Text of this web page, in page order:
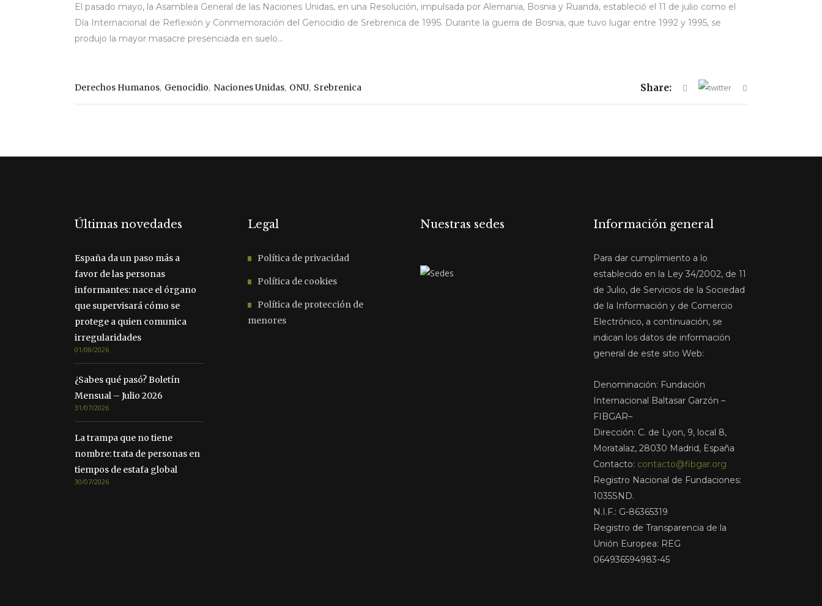
El pasado mayo, la Asamblea General de las Naciones Unidas, en una Resolución, impulsada por Alemania, Bosnia y Ruanda, estableció el 11 de julio como el
Día Internacional de Reflexión y Conmemoración del Genocidio de Srebrenica de 1995. Durante la guerra de Bosnia, que tuvo lugar entre 1992 y 1995, se
produjo la mayor masacre presenciada en suelo...
Derechos Humanos, Genocidio, Naciones Unidas, ONU, Srebrenica Share:
Últimas novedades
España da un paso más a
favor de las personas
informantes: nace el órgano
que supervisará cómo se
protege a quien comunica
irregularidades
01/08/2026
¿Sabes qué pasó? Boletín
Mensual – Julio 2026
31/07/2026
La trampa que no tiene
nombre: trata de personas en
tiempos de estafa global
30/07/2026
Legal
Política de privacidad
Política de cookies
Política de protección de
menores
Nuestras sedes Información general
Para dar cumplimiento a lo
establecido en la Ley 34/2002, de 11
de Julio, de Servicios de la Sociedad
de la Información y de Comercio
Electrónico, a continuación, se
indican los datos de información
general de este sitio Web:
Denominación: Fundación
Internacional Baltasar Garzón –
FIBGAR–
Dirección: C. de Lyon, 9, local 8,
Moratalaz, 28030 Madrid, España
Contacto: contacto@fibgar.org
Registro Nacional de Fundaciones:
1035SND.
N.I.F.: G-86365319
Registro de Transparencia de la
Unión Europea: REG
064936594983-45